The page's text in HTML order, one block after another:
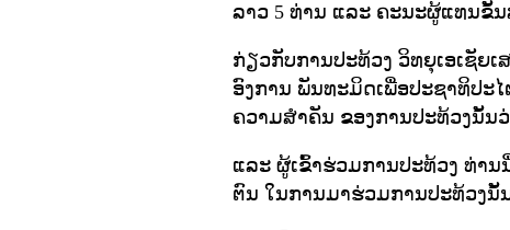
ລາວ 5 ທ່ານ ແລະ ຄະນະຜູ້ແທນຂັ້ນ
ກ່ຽວກັບການປະທ້ວງ ວິທຍຸເອເຊັຍ
ອົງການ ພັນທະມິດເພື່ອປະຊາທິປະ
ຄວາມສໍາຄັນ ຂອງການປະທ້ວງນັ້ນ
ແລະ ຜູ້ເຂົ້າຮ່ວມການປະທ້ວງ ທ່ານ
ຕົນ ໃນການມາຮ່ວມການປະທ້ວງນັ້